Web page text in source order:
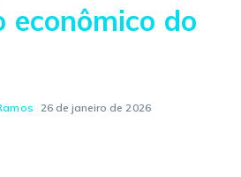
econômico do
26 de janeiro de 2026